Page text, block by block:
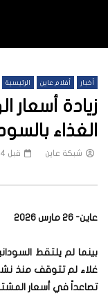
الغلاء يطال كل شيء
شبكة عاين قبل 3 أسابيع
أخبار أفلام عاين الرئيسية
زيادة أسعار
الغذاء
شبكة عاين قبل 4 أشهر
عاين- 26 مارس 2026
بينما لم يلتقط
تصاعداً في أسعار